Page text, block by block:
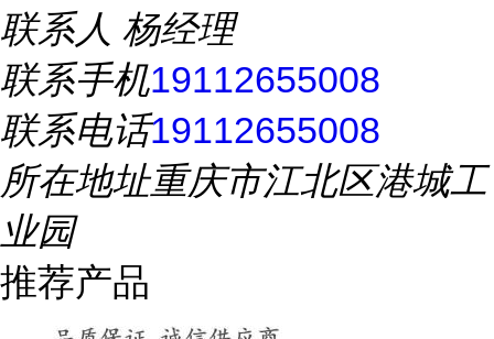
联系人 杨经理
联系手机19112655008
联系电话19112655008
所在地址重庆市江北区港城工
业园
推荐产品